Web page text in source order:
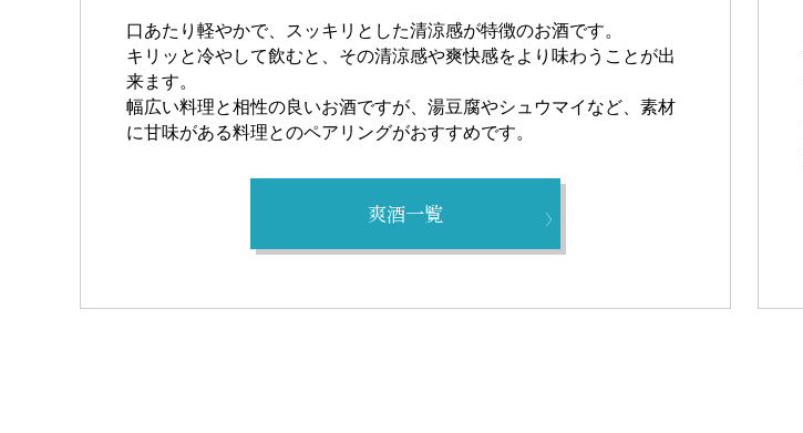
口あたり軽やかで、スッキリとした清涼感が特徴のお酒です。
キリッと冷やして飲むと、その清涼感や爽快感をより味わうことが出
来ます。
幅広い料理と相性の良いお酒ですが、湯豆腐やシュウマイなど、素材
に甘味がある料理とのペアリングがおすすめです。
爽酒一覧